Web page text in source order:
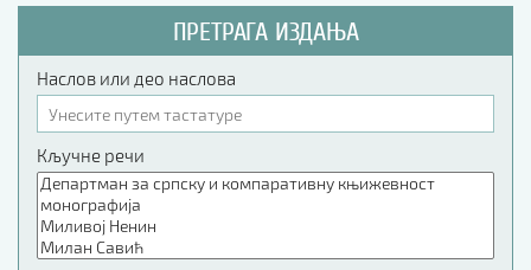
ПРЕТРАГА ИЗДАЊА
Наслов или део наслова
Кључне речи